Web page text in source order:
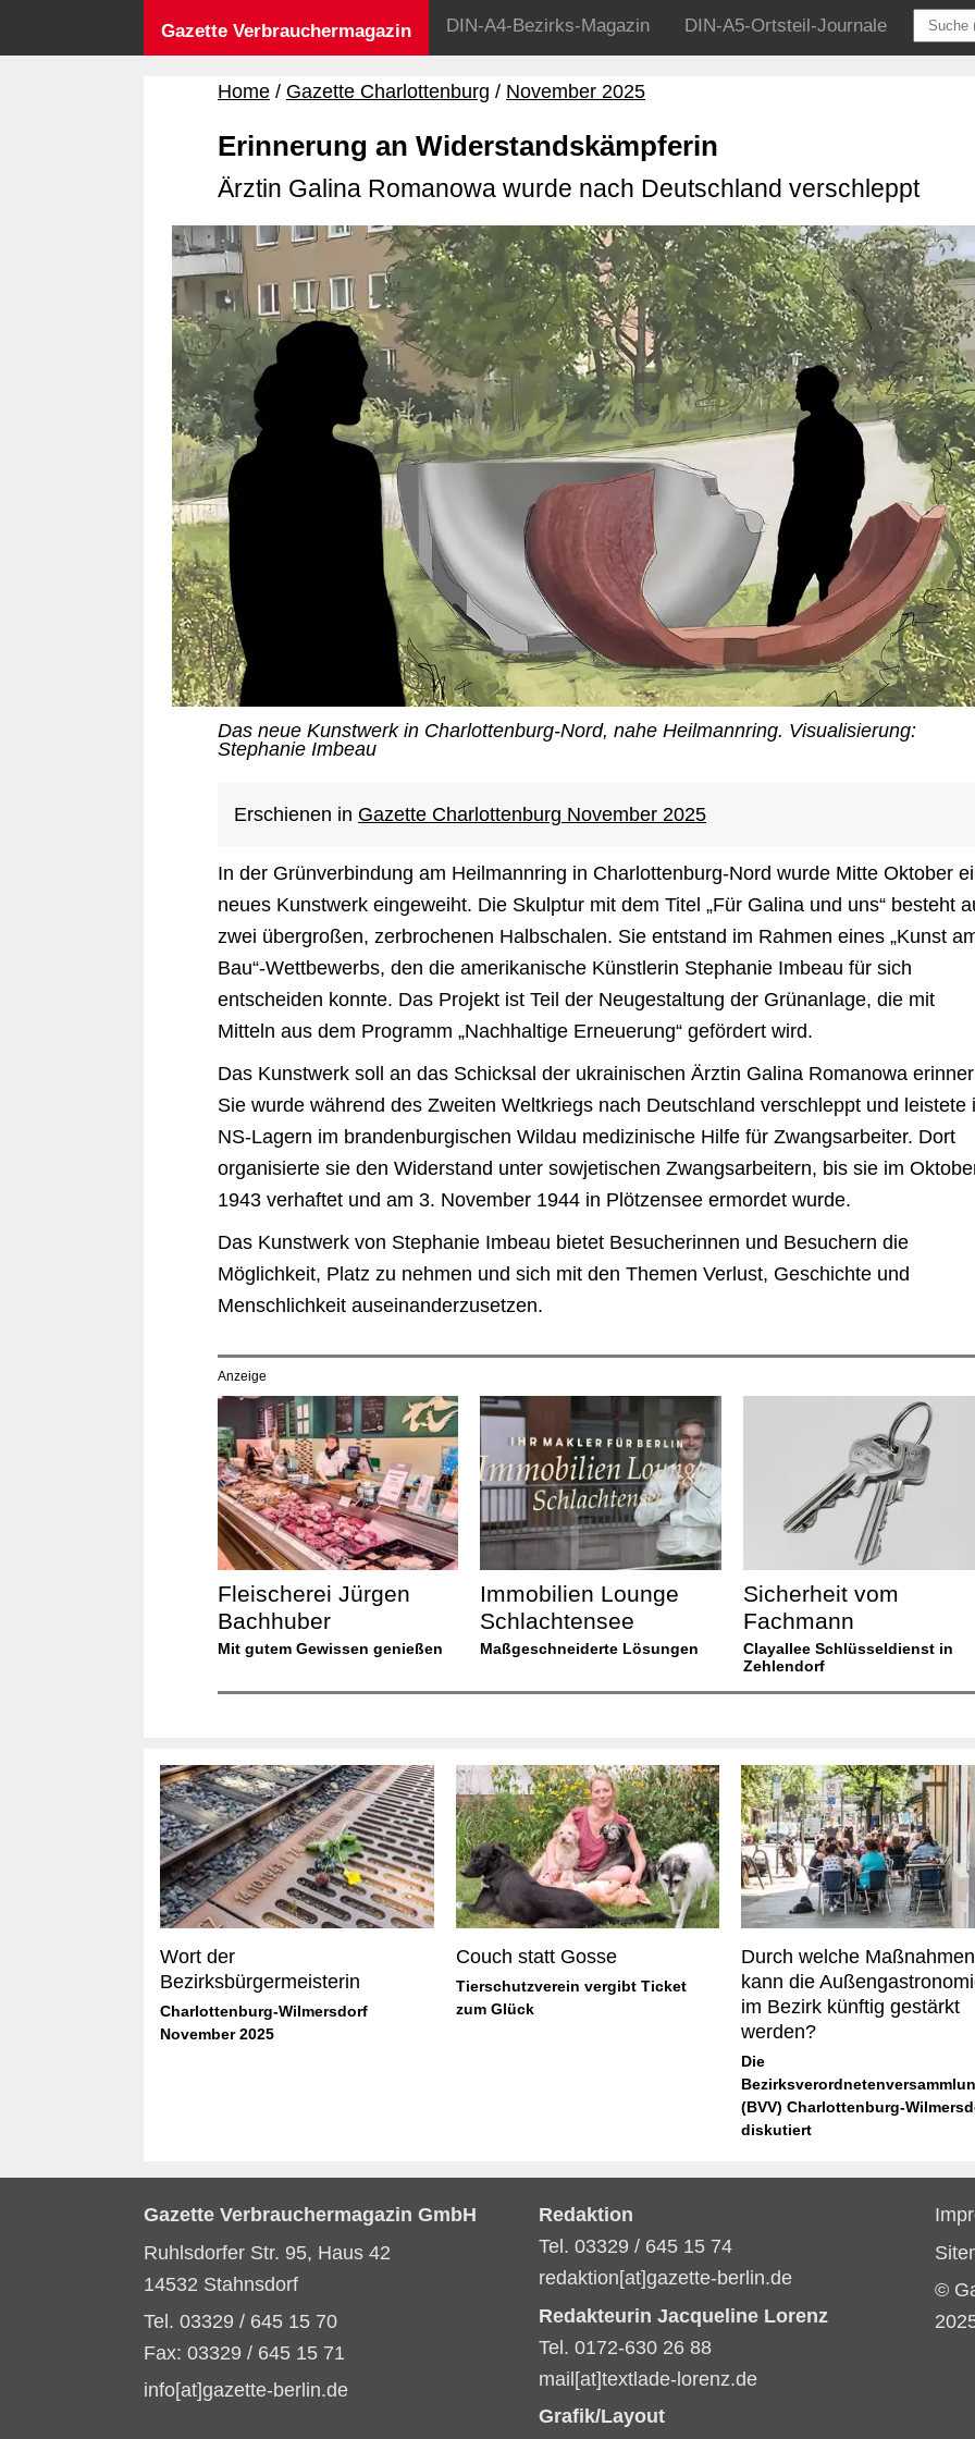
Gazette Verbrauchermagazin DIN-A4-Bezirks-Magazin DIN-A5-Ortsteil-Journale
Home Gazette Charlottenburg November 2025
Erinnerung an Widerstandskämpferin
Ärztin Galina Romanowa wurde nach Deutschland verschleppt
Das neue Kunstwerk in Charlottenburg-Nord, nahe Heilmannring. Visualisierung:
Stephanie Imbeau
Erschienen in Gazette Charlottenburg November 2025
In der Grünverbindung am Heilmannring in Charlottenburg-Nord wurde Mitte Oktober
neues Kunstwerk eingeweiht. Die Skulptur mit dem Titel „Für Galina und uns“ besteht
zwei übergroßen, zerbrochenen Halbschalen. Sie entstand im Rahmen eines „Kunst
Bau“-Wettbewerbs, den die amerikanische Künstlerin Stephanie Imbeau für sich
entscheiden konnte. Das Projekt ist Teil der Neugestaltung der Grünanlage, die mit
Mitteln aus dem Programm „Nachhaltige Erneuerung“ gefördert wird.
Das Kunstwerk soll an das Schicksal der ukrainischen Ärztin Galina Romanowa
Sie wurde während des Zweiten Weltkriegs nach Deutschland verschleppt und leistete
NS-Lagern im brandenburgischen Wildau medizinische Hilfe für Zwangsarbeiter. Dort
organisierte sie den Widerstand unter sowjetischen Zwangsarbeitern, bis sie im
1943 verhaftet und am 3. November 1944 in Plötzensee ermordet wurde.
Das Kunstwerk von Stephanie Imbeau bietet Besucherinnen und Besuchern die
Möglichkeit, Platz zu nehmen und sich mit den Themen Verlust, Geschichte und
Menschlichkeit auseinanderzusetzen.
Anzeige
Fleischerei Jürgen
Bachhuber
Mit gutem Gewissen genießen
Immobilien Lounge
Schlachtensee
Maßgeschneiderte Lösungen
Sicherheit vom
Fachmann
Clayallee Schlüsseldienst in
Zehlendorf
Wort der
Bezirksbürgermeisterin
Charlottenburg-Wilmersdorf
November 2025
Couch statt Gosse
Tierschutzverein vergibt Ticket
zum Glück
Durch welche Maßnahmen
kann die
im Bezirk künftig gestärkt
werden?
Die
(BVV) Charlottenburg-
diskutiert
Gazette Verbrauchermagazin GmbH
Ruhlsdorfer Str. 95, Haus 42
14532 Stahnsdorf
Tel. 03329 / 645 15 70
Fax: 03329 / 645 15 71
info[at]gazette-berlin.de
Redaktion
Tel. 03329 / 645 15 74
redaktion[at]gazette-berlin.de
Redakteurin Jacqueline Lorenz
Tel. 0172-630 26 88
mail[at]textlade-lorenz.de
Grafik/Layout
©